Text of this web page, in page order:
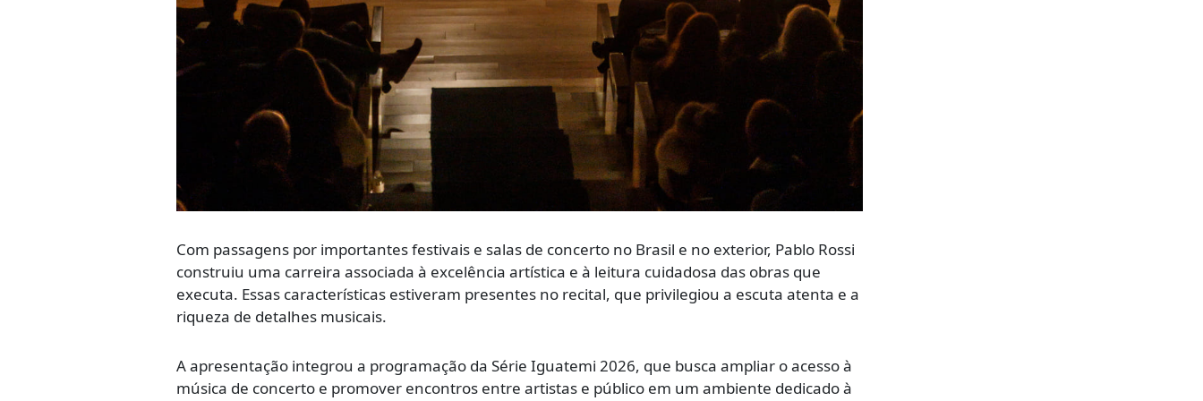
Com passagens por importantes festivais e salas de concerto no Brasil e no exterior, Pablo Rossi
construiu uma carreira associada à excelência artística e à leitura cuidadosa das obras que
executa. Essas características estiveram presentes no recital, que privilegiou a escuta atenta e a
riqueza de detalhes musicais.
A apresentação integrou a programação da Série Iguatemi 2026, que busca ampliar o acesso à
música de concerto e promover encontros entre artistas e público em um ambiente dedicado à